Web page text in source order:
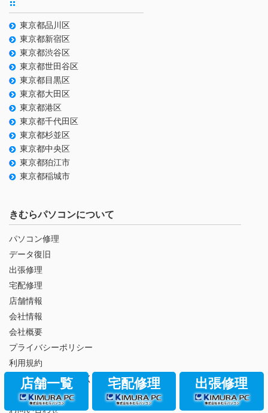
東京都品川区
東京都新宿区
東京都渋谷区
東京都世田谷区
東京都目黒区
東京都大田区
東京都港区
東京都千代田区
東京都杉並区
東京都中央区
東京都狛江市
東京都稲城市
きむらパソコンについて
パソコン修理
データ復旧
出張修理
宅配修理
店舗情報
会社情報
会社概要
プライバシーポリシー
利用規約
特定商取引法に基づく表記
パソコン修理Q＆A
お問い合わせ
店舗一覧 宅配修理 出張修理